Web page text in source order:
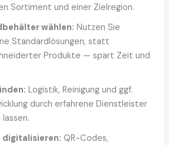
Sortiment und einer Zielregion.
wählen: Nutzen Sie
Standardlösungen, statt
Produkte — spart Zeit und
Logistik, Reinigung und ggf.
durch erfahrene Dienstleister
digitalisieren: QR-Codes,